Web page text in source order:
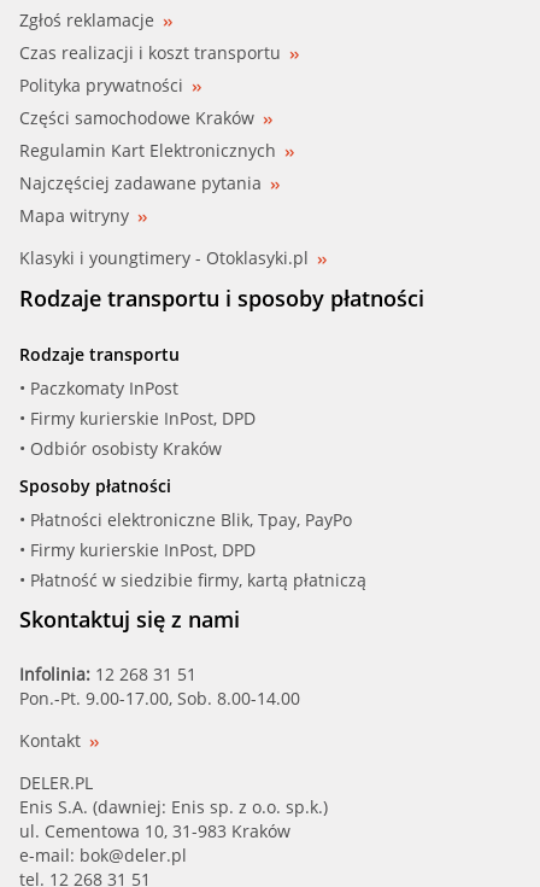
Zgłoś reklamacje
Czas realizacji i koszt transportu
Polityka prywatności
Części samochodowe Kraków
Regulamin Kart Elektronicznych
Najczęściej zadawane pytania
Mapa witryny
Klasyki i youngtimery - Otoklasyki.pl
Rodzaje transportu i sposoby płatności
Rodzaje transportu
• Paczkomaty InPost
• Firmy kurierskie InPost, DPD
• Odbiór osobisty Kraków
Sposoby płatności
• Płatności elektroniczne Blik, Tpay, PayPo
• Firmy kurierskie InPost, DPD
• Płatność w siedzibie firmy, kartą płatniczą
Skontaktuj się z nami
Infolinia: 12 268 31 51
Pon.-Pt. 9.00-17.00, Sob. 8.00-14.00
Kontakt
DELER.PL
Enis S.A. (dawniej: Enis sp. z o.o. sp.k.)
ul. Cementowa 10, 31-983 Kraków
e-mail: bok@deler.pl
tel. 12 268 31 51